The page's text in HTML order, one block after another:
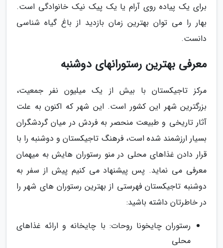
برای یک پیاده روی آرام یا یک پیک نیک خانوادگی است.
بهار را می توان بهترین زمان بازدید از باغ گیاه شناسی
دانست.
معرفی بهترین رستورانهای دوشنبه
مرکز تاجیکستان با بیش از یک میلیون نفر جمعیت،
بزرگترین شهر این کشور است. این شهر که اکنون به علت
آثار تاریخی و طبیعت منحصر به فردش در میان گردشگران
بسیار ارزشمند شده است، فرهنگ تاجیکستان و دوشنبه را با
قرار دادن غذاهای محلی در منو رستوران هایش به میهمان
معرفی می نماید. پس پیشنهاد می کنیم پیش از سفر به
دوشنبه تاجیکستان فهرستی از بهترین رستوران های شهر را
در خاطرتان داشته باشید:
رستوران چایخونا روحات: با چایخانه و ارائه غذاهای
محلی